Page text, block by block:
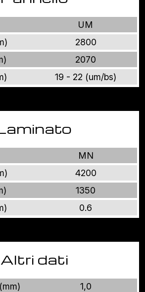
UM
2800
2070
19 - 22 (um/bs)
MN
4200
1350
0.6
Altri dati
1,0